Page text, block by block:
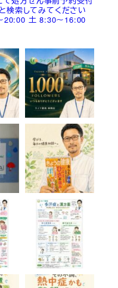
検索してみてください
20:00 土 8:30～16:00